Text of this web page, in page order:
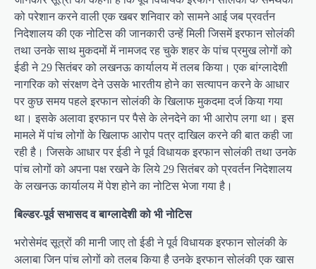
को परेशान करने वाली एक खबर शनिवार को सामने आई जब प्रवर्तन
निदेशालय की एक नोटिस की जानकारी उन्हें मिली जिसमें इरफान सोलंकी
तथा उनके साथ मुकदमों में नामजद रह चुके शहर के पांच प्रमुख लोगों को
ईडी ने 29 सितंबर को लखनऊ कार्यालय में तलब किया। एक बांग्लादेशी
नागरिक को संरक्षण देने उसके भारतीय होने का सत्यापन करने के आधार
पर कुछ समय पहले इरफान सोलंकी के खिलाफ मुकदमा दर्ज किया गया
था। इसके अलावा इरफान पर पैसे के लेनदेने का भी आरोप लगा था। इस
मामले में पांच लोगों के खिलाफ आरोप पत्र दाखिल करने की बात कही जा
रही है। जिसके आधार पर ईडी ने पूर्व विधायक इरफान सोलंकी तथा उनके
पांच लोगों को अपना पक्ष रखने के लिये 29 सितंबर को प्रवर्तन निदेशालय
के लखनऊ कार्यालय में पेश होने का नोटिस भेजा गया है।
बिल्डर-पूर्व सभासद व बाग्लादेशी को भी नोटिस
भरोसेमंद सूत्रों की मानी जाए तो ईडी ने पूर्व विधायक इरफान सोलंकी के
अलाबा जिन पांच लोगों को तलब किया है उनके इरफान सोलंकी एक खास